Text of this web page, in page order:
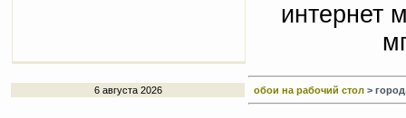
интернет
6 августа 2026 обои на рабочий стол >